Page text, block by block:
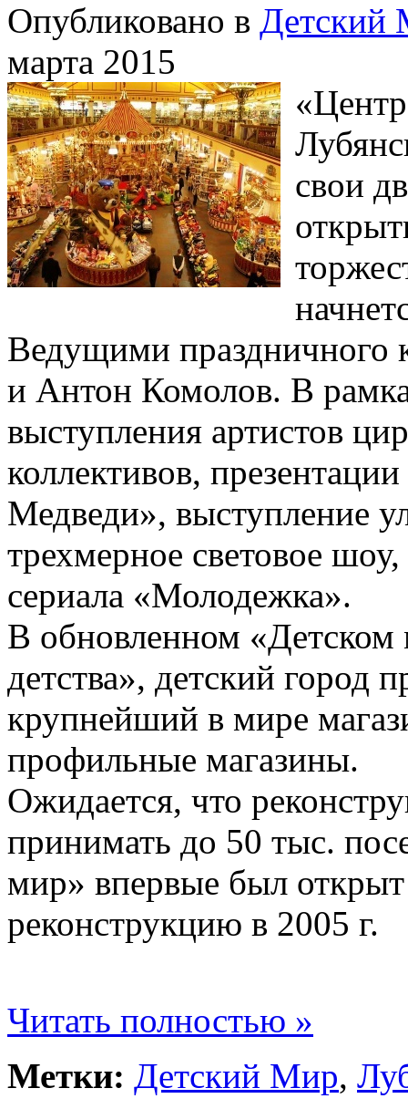
Опубликовано в Детский
марта 2015
свои
Ведущими праздничного
и Антон Комолов. В
выступления артистов
коллективов,
Медведи», выступление
трехмерное световое
сериала «Молодежка».
В обновленном «Детском
детства», детский город
крупнейший в мире
профильные магазины.
Ожидается, что
принимать до 50 тыс.
мир» впервые был
реконструкцию в 2005 г.
Читать полностью »
Метки: Детский Мир,